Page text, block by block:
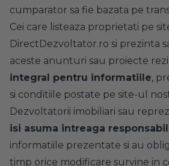
cumparator sa fie bazata pe
Cei care listeaza proprietati pe
DirectDezvoltator.ro si prezinta
aceste anunturi sau proiecte
integral pentru informatiile,
si conditiile postate pe site-ul
Dezvoltatorii imobiliari sau
isi asuma intreaga
informatiile prezentate si au
timp orice modificare survine in